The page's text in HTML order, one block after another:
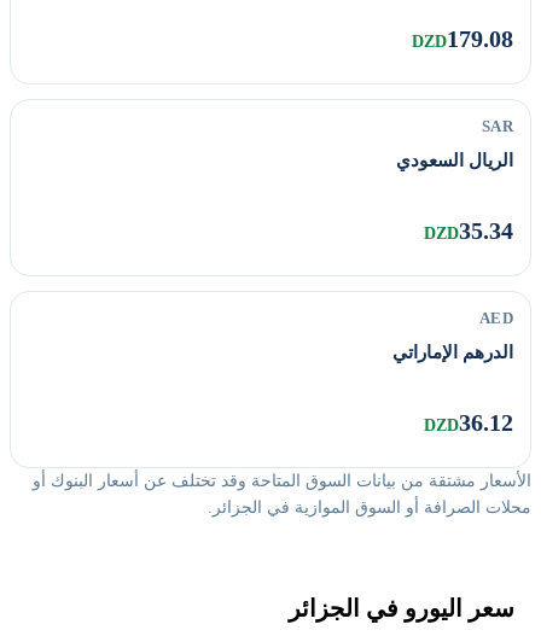
179.08
DZD
SAR
الريال السعودي
35.34
DZD
AED
الدرهم الإماراتي
36.12
DZD
الأسعار مشتقة من بيانات السوق المتاحة وقد تختلف عن أسعار البنوك أو
محلات الصرافة أو السوق الموازية في الجزائر.
سعر اليورو في الجزائر